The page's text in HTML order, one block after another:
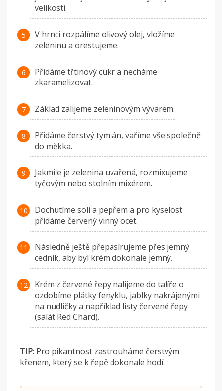
velikosti.
V hrnci rozpálíme olivový olej, vložíme
zeleninu a orestujeme.
Přidáme třtinový cukr a necháme
zkaramelizovat.
Základ zalijeme zeleninovým vývarem.
Přidáme čerstvý tymián, vaříme vše společně
do měkka.
Jakmile je zelenina uvařená, rozmixujeme
tyčovým nebo stolním mixérem.
Dochutíme solí a pepřem a pro kyselost
přidáme červený vinný ocet.
Následně ještě přepasírujeme přes jemný
cedník, aby byl krém dokonale jemný.
Krém z červené řepy nalijeme do talíře o
ozdobíme plátky fenyklu, jablky nakrájenými
na nudličky a například listy červené řepy
(salát Red Chard).
TIP: Pro pikantnost zastrouháme čerstvým
křenem, který se k řepě dokonale hodí.